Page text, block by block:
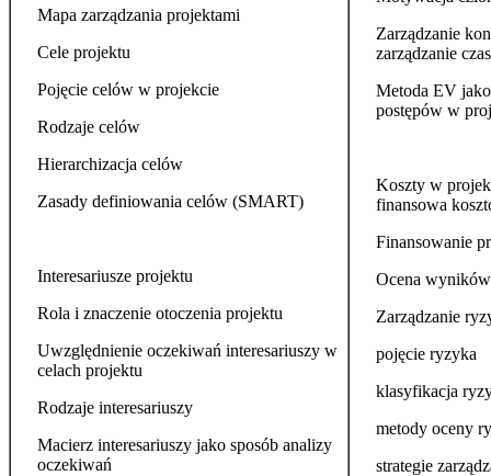
Mapa zarządzania projektami
Cele projektu
Pojęcie celów w projekcie
Rodzaje celów
Hierarchizacja celów
Zasady definiowania celów (SMART)
Interesariusze projektu
Rola i znaczenie otoczenia projektu
Uwzględnienie oczekiwań interesariuszy w
celach projektu
Rodzaje interesariuszy
Macierz interesariuszy jako sposób analizy
oczekiwań
Zarządzanie
zarządzanie
Metoda EV
postępów w
Koszty w
finansowa
Finansowanie
Ocena
Zarządzanie
pojęcie ryzyka
klasyfikacja
metody oceny
strategie